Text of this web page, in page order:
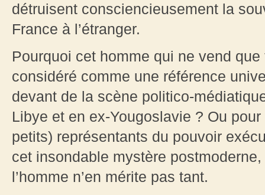
détruisent consciencieusement la
France à l’étranger.
Pourquoi cet homme qui ne vend
considéré comme une référence
devant de la scène politico-
Libye et en ex-Yougoslavie ? Ou
petits) représentants du pouvoir
cet insondable mystère
l’homme n’en mérite pas tant.